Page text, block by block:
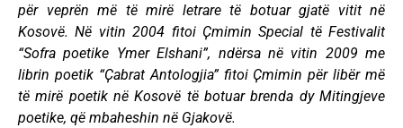
për veprën më të mirë letrare të botuar gjatë vitit në
Kosovë. Në vitin 2004 fitoi Ҫmimin Special të Festivalit
“Sofra poetike Ymer Elshani”, ndërsa në vitin 2009 me
librin poetik “Ҫabrat Antologjia” fitoi Ҫmimin për libër më
të mirë poetik në Kosovë të botuar brenda dy Mitingjeve
poetike, që mbaheshin në Gjakovë.